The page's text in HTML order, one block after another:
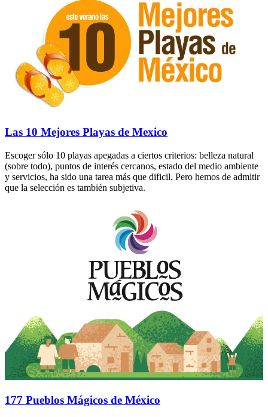
Las 10 Mejores Playas de Mexico
Escoger sólo 10 playas apegadas a ciertos criterios: belleza natural
(sobre todo), puntos de interés cercanos, estado del medio ambiente
y servicios, ha sido una tarea más que dificil. Pero hemos de admitir
que la selección es también subjetiva.
177 Pueblos Mágicos de México